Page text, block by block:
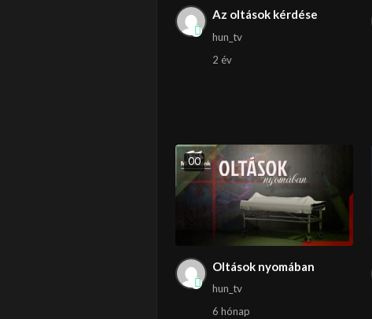
Az oltások kérdése
hun_tv
2 év
00
Oltások nyomában
hun_tv
6 hónap